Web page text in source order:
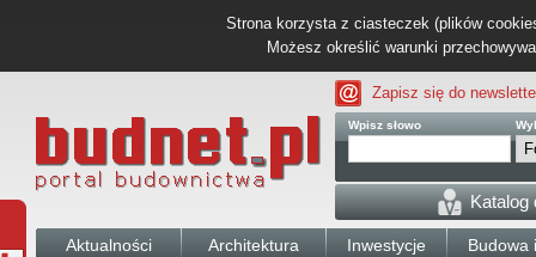
Strona korzysta z ciasteczek (plików
Możesz określić warunki
Zapisz się do
Wpisz słowo
Katalog
Aktualności Architektura Inwestycje Budowa